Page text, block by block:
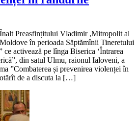
Preasfințitului Vladimir ,Mitropolit al
în perioada Săptămînii Tineretului
activează pe lînga Biserica ‘Întrarea
din satul Ulmu, raionul Ialoveni, a
”Combaterea și prevenirea violenței în
de a discuta la […]